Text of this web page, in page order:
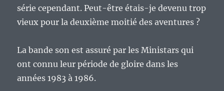
série cependant. Peut-être étais-je devenu trop
vieux pour la deuxième moitié des aventures ?
La bande son est assuré par les Ministars qui
ont connu leur période de gloire dans les
années 1983 à 1986.